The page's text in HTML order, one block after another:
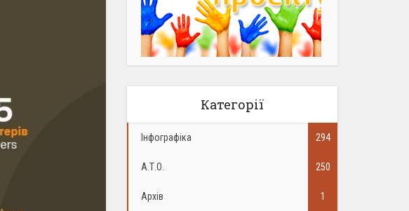
Категорії
Інфографіка 294
А.Т.О. 250
Архів 1